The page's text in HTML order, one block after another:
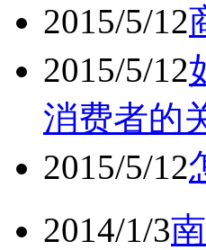
2015/5/12
2015/5/12
消费者的
2015/5/12
2014/1/3